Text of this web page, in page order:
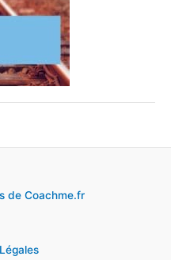
de Coachme.fr